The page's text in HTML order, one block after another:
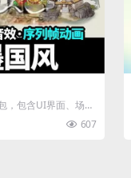
，包含UI界面、场景
607